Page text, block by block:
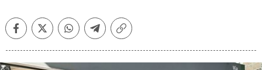
FacebookTwitterWhatsappTelegramCopiar